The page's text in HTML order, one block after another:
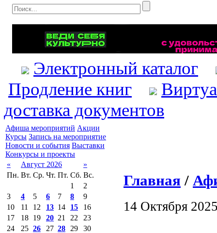
Электронный каталог
Продление книг
доставка документов
Афиша мероприятий Акции
Курсы Запись на мероприятие
Новости и события Выставки
Конкурсы и проекты
«
Август 2026
»
Пн. Вт. Ср. Чт. Пт. Сб. Вс.
1
2
3
4 5 6 7 8
9
10
11 12 13 14 15
16
17
18 19 20 21 22
23
24
25 26 27 28 29
30
Главная /
14 Октября